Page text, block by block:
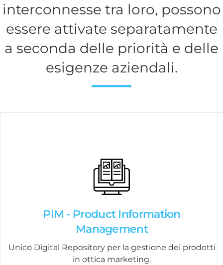
interconnesse tra loro, possono
essere attivate separatamente
a seconda delle priorità e delle
esigenze aziendali.
PIM - Product Information
Management
Unico Digital Repository per la gestione dei prodotti
in ottica marketing.